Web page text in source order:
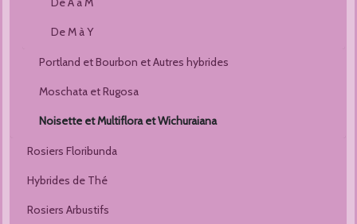
De M à Y
Portland et Bourbon et Autres hybrides
Moschata et Rugosa
Noisette et Multiflora et Wichuraiana
Rosiers Floribunda
Hybrides de Thé
Rosiers Arbustifs